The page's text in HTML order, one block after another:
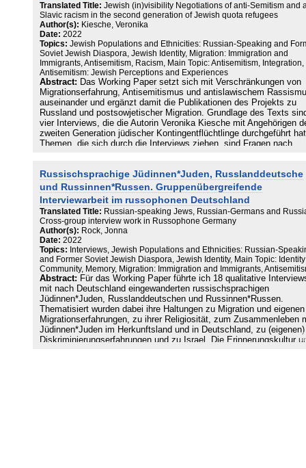
Translated Title: Jewish (in)visibility Negotiations of anti-Semitism and
Slavic racism in the second generation of Jewish quota refugees
Author(s): Kiesche, Veronika
Date: 2022
Topics: Jewish Populations and Ethnicities: Russian-Speaking and
Soviet Jewish Diaspora, Jewish Identity, Migration: Immigration and
Immigrants, Antisemitism, Racism, Main Topic: Antisemitism, Integration,
Antisemitism: Jewish Perceptions and Experiences
Abstract: Das Working Paper setzt sich mit Verschränkungen von
Migrationserfahrung, Antisemitismus und antislawischem
auseinander und ergänzt damit die Publikationen des Projekts zu
Russland und postsowjetischer Migration. Grundlage des Texts
vier Interviews, die die Autorin Veronika Kiesche mit Angehörigen
zweiten Generation jüdischer Kontingentflüchtlinge durchgeführt
Themen, die sich durch die Interviews ziehen, sind Fragen nach
Diskriminierung. Mit den jüdischen Zuwanderer*innen, die als sog.
Kontingentflüchtlinge nach Deutschland kamen, waren bestimmte
Vorstellungen, Erwartungen und Fantasien verbunden; die
Einwanderungspolitik geschah nicht zuletzt auch vor dem
der immer kleiner werdenden jüdischen Gemeinden in
Menschen, die kamen, entsprachen allerdings nicht unbedingt
Vorstellungen. Wie die Autorin am Beispiel von Artikeln aus dem
Spiegel zeigt, machten sich zunehmend Ressentiments breit und
Wahrnehmung der Zugewanderten verschob sich von
zu »Russen«. Verbunden damit waren alte, wiederkehrende
antislawische Ressentiments – was nicht heißt, dass die jüdischen
Immigrant*innen nicht auch Antisemitismus erlebten. Der
Text von Prof. Dr. Hans-Christian Petersen zeigt die Ursprünge und
Kontinuitäten des antiosteuropäischen und antislawischen
auf und macht deutlich: Postsowjetische Jüdinnen*Juden kommen
Migrationsdebatten noch zu wenig vor. Ihre Erfahrungen mit
antislawischen Ressentiments bleiben eher unsichtbar, denn als
Russischsprachige Jüdinnen*Juden, Russlanddeutsche
und Russinnen*Russen. Gruppenübergreifende
Interviewarbeit im russophonen Deutschland
Translated Title: Russian-speaking Jews, Russian-Germans and
Cross-group interview work in Russophone Germany
Author(s): Rock, Jonna
Date: 2022
Topics: Interviews, Jewish Populations and Ethnicities: Russian-
and Former Soviet Jewish Diaspora, Jewish Identity, Main Topic:
Community, Memory, Migration: Immigration and Immigrants,
Abstract: Für das Working Paper führte ich 18 qualitative
mit nach Deutschland eingewanderten russischsprachigen
Jüdinnen*Juden, Russlanddeutschen und Russinnen*Russen.
Thematisiert wurden dabei ihre Haltungen zu Migration und eigenen
Migrationserfahrungen, zu ihrer Religiosität, zum Zusammenleben
Jüdinnen*Juden im Herkunftsland und in Deutschland, zu (eigenen)
Diskriminierungserfahrungen und zu Israel. Die Erinnerungskultur